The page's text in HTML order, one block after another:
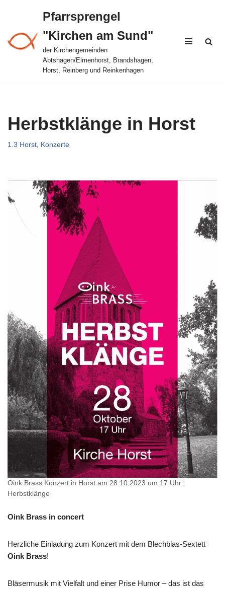
Inhalt
springen
Pfarrsprengel
"Kirchen am Sund"
der Kirchengemeinden
Abtshagen/Elmenhorst, Brandshagen,
Horst, Reinberg und Reinkenhagen
Herbstklänge in Horst
1.3 Horst, Konzerte
Oink Brass Konzert in Horst am 28.10.2023 um 17 Uhr:
Herbstklänge
Oink Brass in concert
Herzliche Einladung zum Konzert mit dem Blechblas-Sextett
Oink Brass!
Bläsermusik mit Vielfalt und einer Prise Humor – das ist das